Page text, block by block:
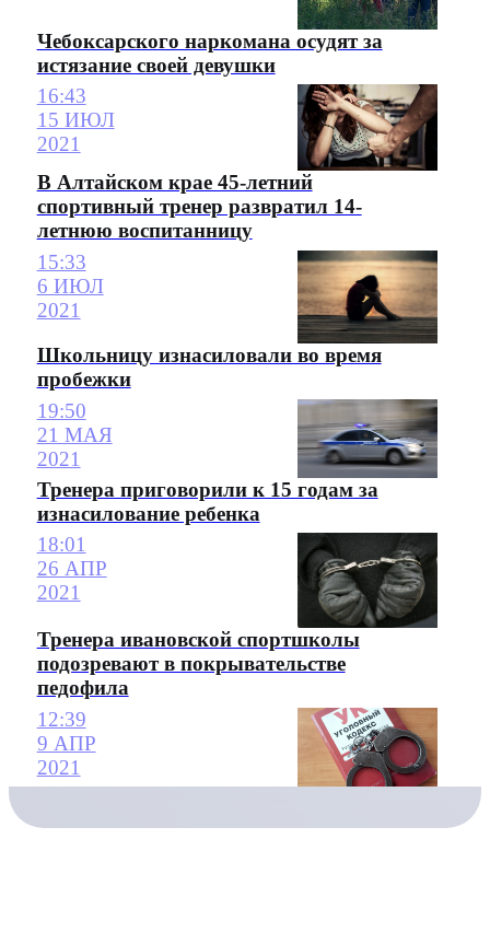
Чебоксарского наркомана осудят за
истязание своей девушки
16:43
15 ИЮЛ
2021
В Алтайском крае 45-летний
спортивный тренер развратил 14-
летнюю воспитанницу
15:33
6 ИЮЛ
2021
Школьницу изнасиловали во время
пробежки
19:50
21 МАЯ
2021
Тренера приговорили к 15 годам за
изнасилование ребенка
18:01
26 АПР
2021
Тренера ивановской спортшколы
подозревают в покрывательстве
педофила
12:39
9 АПР
2021